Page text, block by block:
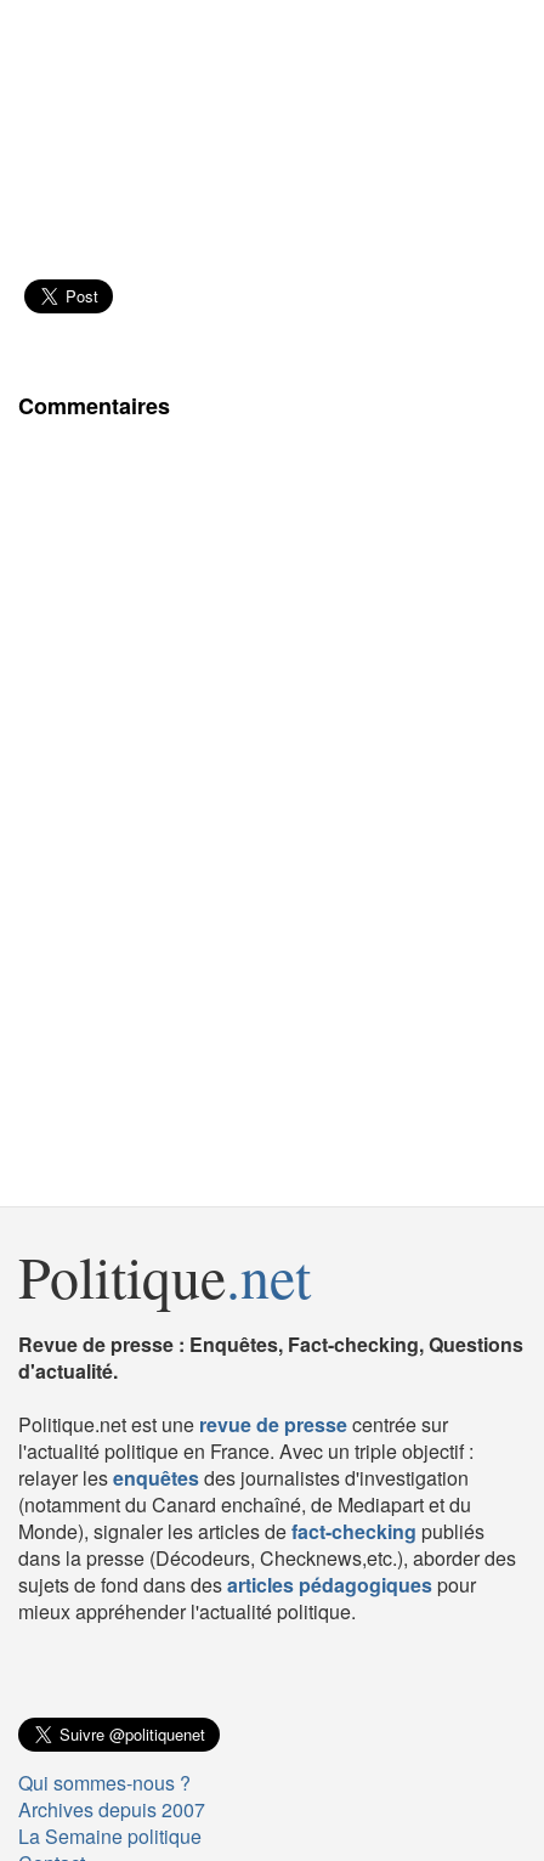
Commentaires
Politique.net
Revue de presse : Enquêtes, Fact-checking, Questions
d'actualité.
Politique.net est une revue de pressecentrée sur
l'actualité politique en France. Avec un triple objectif :
relayer lesenquêtesdes journalistes d'investigation
(notamment du Canard enchaîné, de Mediapart et du
Monde), signaler les articles defact-checking publiés
dans la presse (Décodeurs, Checknews,etc.), aborder des
sujets de fond dans desarticles pédagogiquespour
mieux appréhender l'actualité politique.
Qui sommes-nous ?
Archives depuis 2007
La Semaine politique